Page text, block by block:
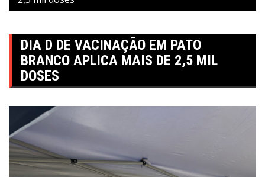
DIA D DE VACINAÇÃO EM PATO
BRANCO APLICA MAIS DE 2,5 MIL
DOSES